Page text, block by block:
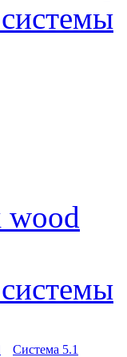
wood
Система 5.1